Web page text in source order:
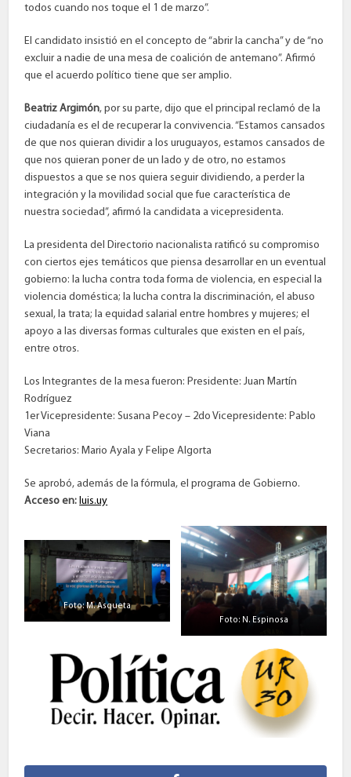
todos cuando nos toque el 1 de marzo”.
El candidato insistió en el concepto de “abrir la cancha” y de “no
excluir a nadie de una mesa de coalición de antemano”. Afirmó
que el acuerdo político tiene que ser amplio.
Beatriz Argimón, por su parte, dijo que el principal reclamó de la
ciudadanía es el de recuperar la convivencia. “Estamos cansados
de que nos quieran dividir a los uruguayos, estamos cansados de
que nos quieran poner de un lado y de otro, no estamos
dispuestos a que se nos quiera seguir dividiendo, a perder la
integración y la movilidad social que fue característica de
nuestra sociedad”, afirmó la candidata a vicepresidenta.
La presidenta del Directorio nacionalista ratificó su compromiso
con ciertos ejes temáticos que piensa desarrollar en un eventual
gobierno: la lucha contra toda forma de violencia, en especial la
violencia doméstica; la lucha contra la discriminación, el abuso
sexual, la trata; la equidad salarial entre hombres y mujeres; el
apoyo a las diversas formas culturales que existen en el país,
entre otros.
Los Integrantes de la mesa fueron: Presidente: Juan Martín
Rodríguez
1er Vicepresidente: Susana Pecoy – 2do Vicepresidente: Pablo
Viana
Secretarios: Mario Ayala y Felipe Algorta
Se aprobó, además de la fórmula, el programa de Gobierno.
Acceso en: luis.uy
Foto: M. Asqueta
Foto: N. Espinosa